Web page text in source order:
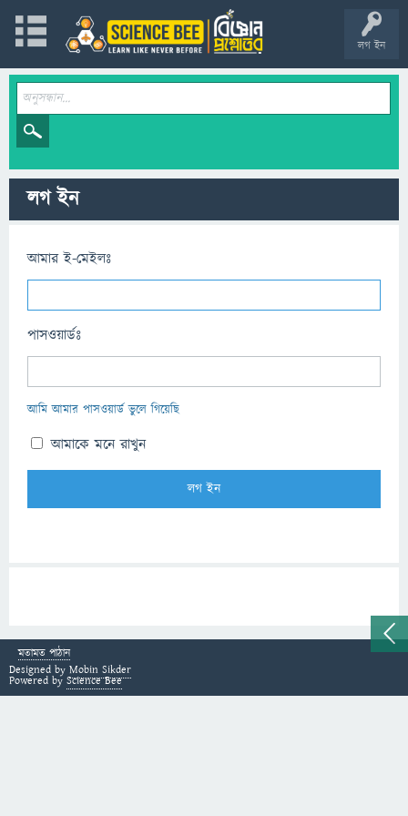
লগ ইন
লগ ইন
আমার ই-মেইলঃ
পাসওয়ার্ডঃ
আমি আমার পাসওয়ার্ড ভুলে গিয়েছি
আমাকে মনে রাখুন
মতামত পাঠান
Designed by Mobin Sikder
Powered by Science Bee